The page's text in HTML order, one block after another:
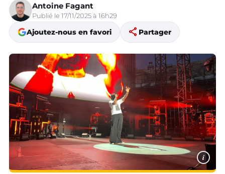
Antoine Fagant
Publié le 17/11/2025 à 16h29
Ajoutez-nous en favori share Partager
i